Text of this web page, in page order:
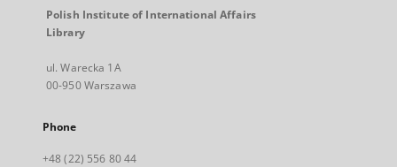
Polish Institute of International Affairs
Library
ul. Warecka 1A
00-950 Warszawa
Phone
+48 (22) 556 80 44